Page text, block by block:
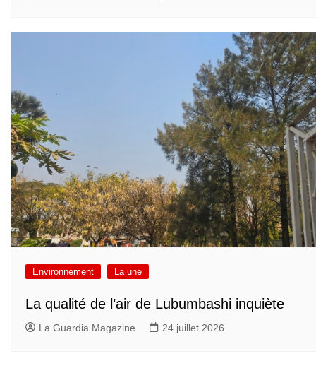
Environnement La une
La qualité de l’air de Lubumbashi inquiète
La Guardia Magazine 24 juillet 2026